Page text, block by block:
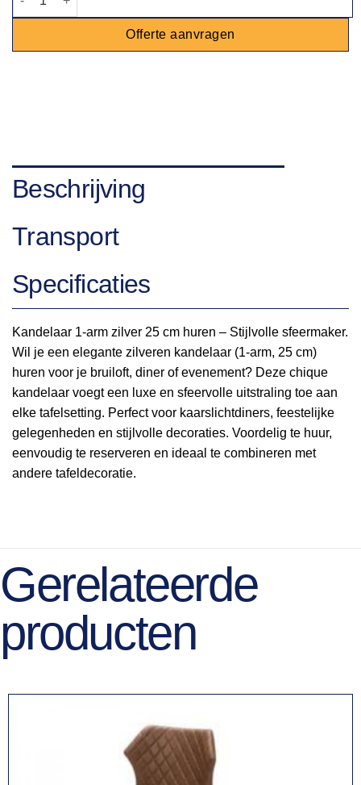
Offerte aanvragen
Beschrijving
Transport
Specificaties
Kandelaar 1-arm zilver 25 cm huren – Stijlvolle sfeermaker.
Wil je een elegante zilveren kandelaar (1-arm, 25 cm)
huren voor je bruiloft, diner of evenement? Deze chique
kandelaar voegt een luxe en sfeervolle uitstraling toe aan
elke tafelsetting. Perfect voor kaarslichtdiners, feestelijke
gelegenheden en stijlvolle decoraties. Voordelig te huur,
eenvoudig te reserveren en ideaal te combineren met
andere tafeldecoratie.
Gerelateerde
producten